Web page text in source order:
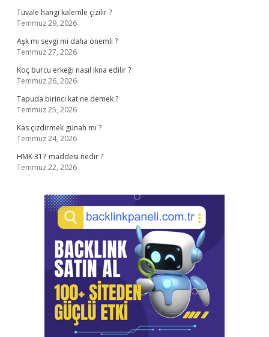
Tuvale hangi kalemle çizilir ?
Temmuz 29, 2026
Aşk mı sevgi mi daha önemli ?
Temmuz 27, 2026
Koç burcu erkeği nasıl ikna edilir ?
Temmuz 26, 2026
Tapuda birinci kat ne demek ?
Temmuz 25, 2026
Kas çizdirmek günah mı ?
Temmuz 24, 2026
HMK 317 maddesi nedir ?
Temmuz 22, 2026